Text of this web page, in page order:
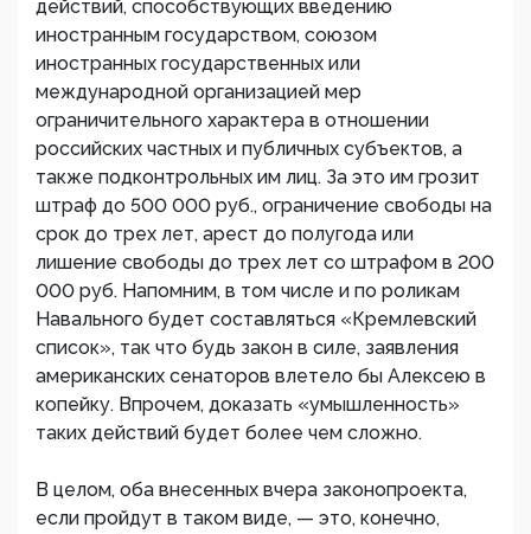
действий, способствующих введению
иностранным государством, союзом
иностранных государственных или
международной организацией мер
ограничительного характера в отношении
российских частных и публичных субъектов, а
также подконтрольных им лиц. За это им грозит
штраф до 500 000 руб., ограничение свободы на
срок до трех лет, арест до полугода или
лишение свободы до трех лет со штрафом в 200
000 руб. Напомним, в том числе и по роликам
Навального будет составляться «Кремлевский
список», так что будь закон в силе, заявления
американских сенаторов влетело бы Алексею в
копейку. Впрочем, доказать «умышленность»
таких действий будет более чем сложно.
В целом, оба внесенных вчера законопроекта,
если пройдут в таком виде, — это, конечно,